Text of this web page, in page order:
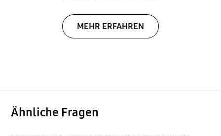
MEHR ERFAHREN
Ähnliche Fragen